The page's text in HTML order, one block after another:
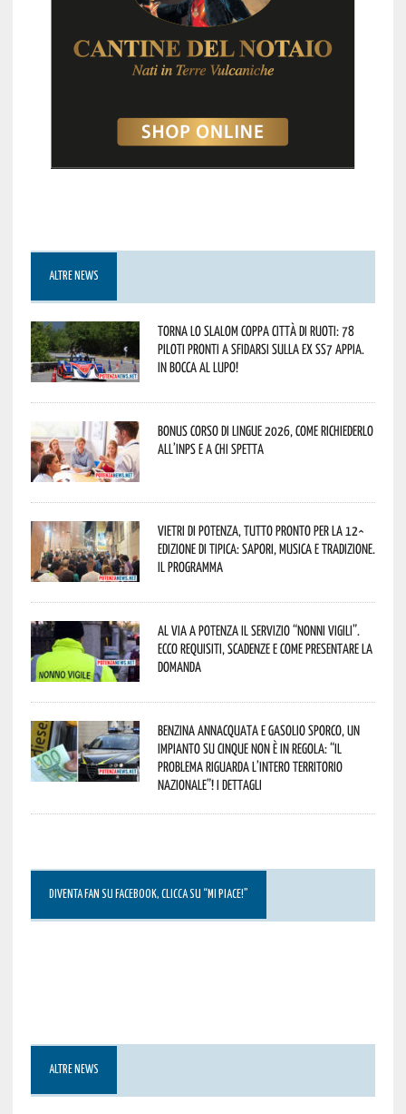
ALTRE NEWS
Torna lo Slalom Coppa Città di Ruoti: 78
piloti pronti a sfidarsi sulla ex SS7 Appia.
In bocca al lupo!
Bonus corso di lingue 2026, come richiederlo
all’INPS e a chi spetta
Vietri di Potenza, tutto pronto per la 12^
Edizione di Tipica: sapori, musica e tradizione.
Il programma
Al via a Potenza il servizio “Nonni Vigili”.
Ecco requisiti, scadenze e come presentare la
domanda
Benzina annacquata e gasolio sporco, un
impianto su cinque non è in regola: “il
problema riguarda l’intero territorio
Nazionale”! I dettagli
DIVENTA FAN SU FACEBOOK, CLICCA SU “MI PIACE!”
ALTRE NEWS